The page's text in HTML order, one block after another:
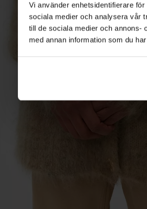
Vi använder enhetsidentifierare
sociala medier och analysera vår
till de sociala medier och annons-
med annan information som du